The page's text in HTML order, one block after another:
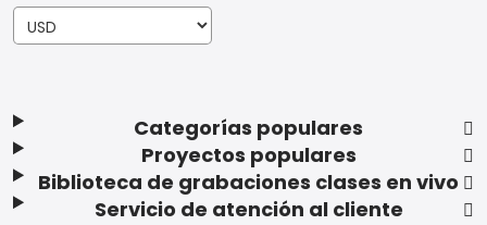
Categorías populares
Proyectos populares
Biblioteca de grabaciones clases en vivo
Servicio de atención al cliente